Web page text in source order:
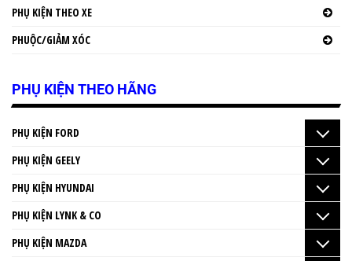
PHỤ KIỆN THEO XE
PHUỘC/GIẢM XÓC
PHỤ KIỆN THEO HÃNG
PHỤ KIỆN FORD
PHỤ KIỆN GEELY
PHỤ KIỆN HYUNDAI
PHỤ KIỆN LYNK & CO
PHỤ KIỆN MAZDA